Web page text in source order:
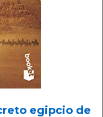
egipcio de